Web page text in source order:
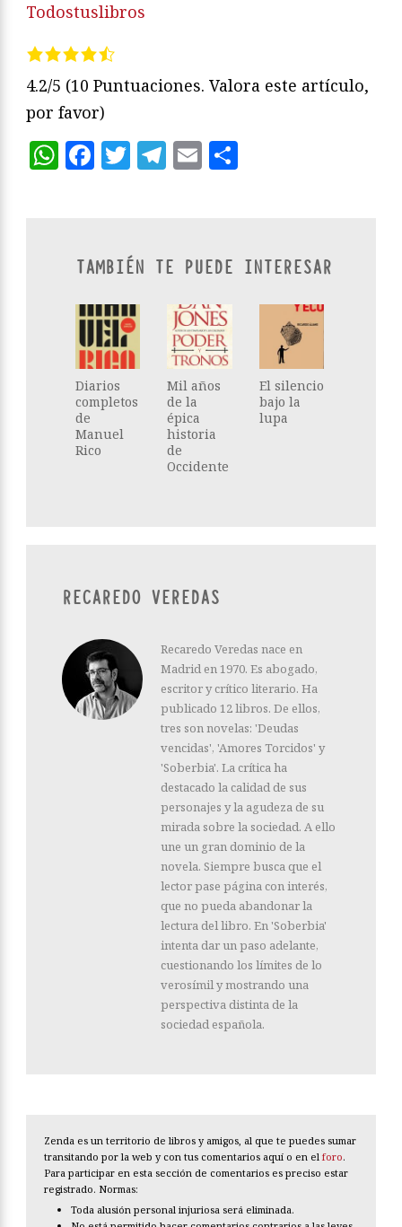
Todostuslibros
4.2/5 (10 Puntuaciones. Valora este artículo,
por favor)
WhatsApp
Facebook
Twitter
Telegram
Email
TAMBIÉN TE PUEDE INTERESAR
Diarios
completos
de
Manuel
Rico
Mil años
de la
épica
historia
de
Occidente
El silencio
bajo la
lupa
RECAREDO VEREDAS
Recaredo Veredas nace en
Madrid en 1970. Es abogado,
escritor y crítico literario. Ha
publicado 12 libros. De ellos,
tres son novelas: 'Deudas
vencidas', 'Amores Torcidos' y
'Soberbia'. La crítica ha
destacado la calidad de sus
personajes y la agudeza de su
mirada sobre la sociedad. A ello
une un gran dominio de la
novela. Siempre busca que el
lector pase página con interés,
que no pueda abandonar la
lectura del libro. En 'Soberbia'
intenta dar un paso adelante,
cuestionando los límites de lo
verosímil y mostrando una
perspectiva distinta de la
sociedad española.
Zenda es un territorio de libros y amigos, al que te puedes sumar
transitando por la web y con tus comentarios aquí o en el foro.
Para participar en esta sección de comentarios es preciso estar
registrado. Normas:
Toda alusión personal injuriosa será eliminada.